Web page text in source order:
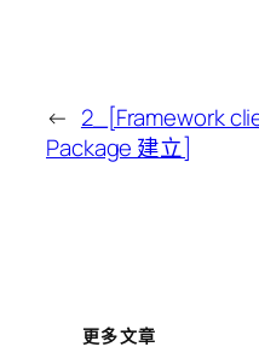
← 2_[Framework
Package 建立]
更多文章